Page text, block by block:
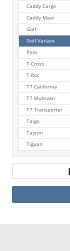
Caddy Cargo
Caddy Maxi
Golf
Golf Variant
Polo
T-Cross
T-Roc
T7 California
T7 Multivan
T7 Transporter
Taigo
Tayron
Tiguan